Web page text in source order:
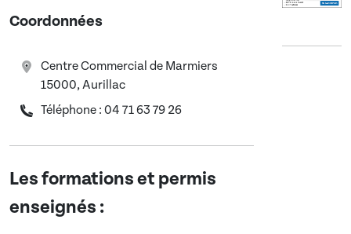
Coordonnées
Centre Commercial de Marmiers
15000, Aurillac
Téléphone : 04 71 63 79 26
Les formations et permis
enseignés :